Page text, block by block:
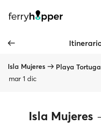
Isla Mujeres
Playa
mar 1 dic
Isla Mujeres